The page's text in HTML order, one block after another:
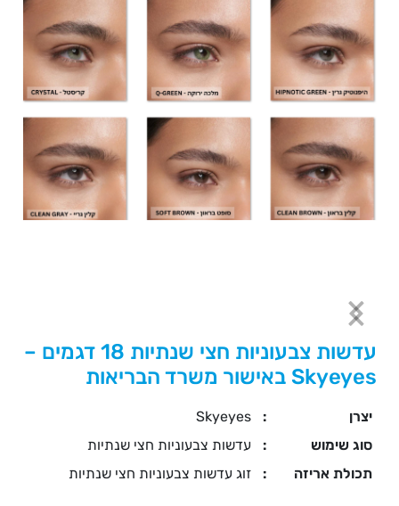
עדשות צבעוניות חצי שנתיות 18 דגמים –
Skyeyes באישור משרד הבריאות
יצרן :
Skyeyes
סוג שימוש
:
עדשות צבעוניות חצי שנתיות
תכולת אריזה
: זוג עדשות צבעוניות חצי שנתיות